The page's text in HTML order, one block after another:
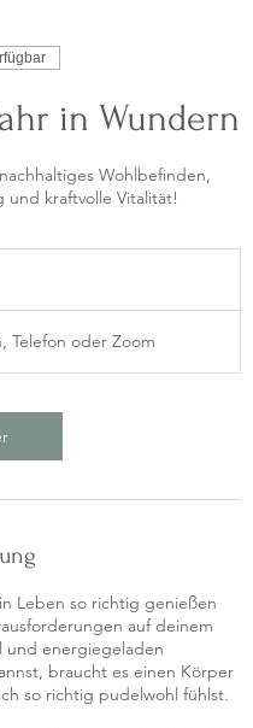
in Wundern
Wohlbefinden,
und kraftvolle Vitalität!
Telefon oder Zoom
Leben so richtig genießen
auf deinem
und energiegeladen
braucht es einen Körper
so richtig pudelwohl fühlst.